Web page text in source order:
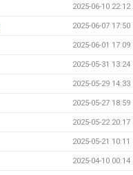
2025-06-10 22:12
2025-06-07 17:50
2025-06-01 17:09
2025-05-31 13:24
2025-05-29 14:33
2025-05-27 18:59
2025-05-22 20:17
2025-05-21 10:11
2025-04-10 00:14